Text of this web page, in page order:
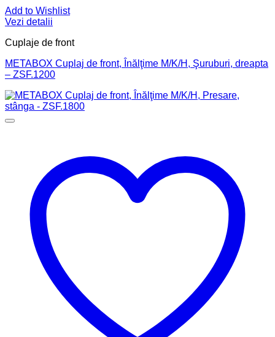
Add to Wishlist
Vezi detalii
Cuplaje de front
METABOX Cuplaj de front, Înălţime M/K/H, Şuruburi, dreapta
– ZSF.1200